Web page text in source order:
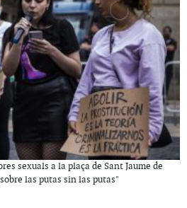
sexuals a la plaça de Sant Jaume de
las putas sin las putas"